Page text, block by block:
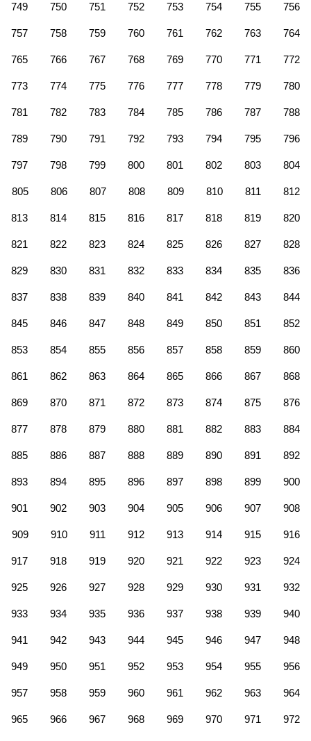
749 750 751 752 753 754 755 756
757 758 759 760 761 762 763 764
765 766 767 768 769 770 771 772
773 774 775 776 777 778 779 780
781 782 783 784 785 786 787 788
789 790 791 792 793 794 795 796
797 798 799 800 801 802 803 804
805 806 807 808 809 810 811 812
813 814 815 816 817 818 819 820
821 822 823 824 825 826 827 828
829 830 831 832 833 834 835 836
837 838 839 840 841 842 843 844
845 846 847 848 849 850 851 852
853 854 855 856 857 858 859 860
861 862 863 864 865 866 867 868
869 870 871 872 873 874 875 876
877 878 879 880 881 882 883 884
885 886 887 888 889 890 891 892
893 894 895 896 897 898 899 900
901 902 903 904 905 906 907 908
909 910 911 912 913 914 915 916
917 918 919 920 921 922 923 924
925 926 927 928 929 930 931 932
933 934 935 936 937 938 939 940
941 942 943 944 945 946 947 948
949 950 951 952 953 954 955 956
957 958 959 960 961 962 963 964
965 966 967 968 969 970 971 972